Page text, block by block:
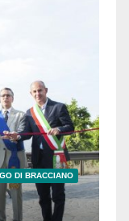
DI BRACCIANO